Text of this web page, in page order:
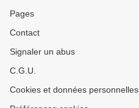
Pages
Contact
Signaler un abus
C.G.U.
Cookies et données personnelles